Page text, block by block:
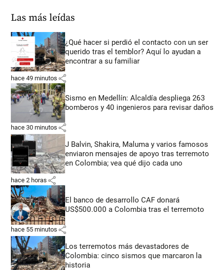
Las más leídas
¿Qué hacer si perdió el contacto con un ser
querido tras el temblor? Aquí lo ayudan a
encontrar a su familiar
hace 49 minutos share
Sismo en Medellín: Alcaldía despliega 263
bomberos y 40 ingenieros para revisar daños
hace 30 minutos share
J Balvin, Shakira, Maluma y varios famosos
enviaron mensajes de apoyo tras terremoto
en Colombia; vea qué dijo cada uno
hace 2 horas share
El banco de desarrollo CAF donará
US$500.000 a Colombia tras el terremoto
hace 55 minutos share
Los terremotos más devastadores de
Colombia: cinco sismos que marcaron la
historia